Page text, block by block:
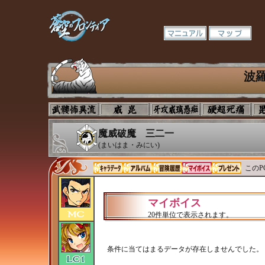
波
魔威破魔 三二一
(まいはま・みにい)
この
マイボイス
20件単位で表示されます。
条件に当てはまるデータが存在しませんでした。